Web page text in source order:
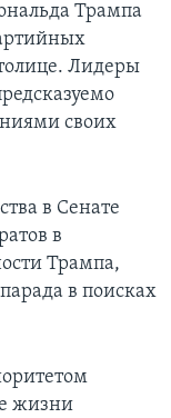
Трампа
Лидеры
своих
в Сенате
в
Трампа,
в поисках
жизни